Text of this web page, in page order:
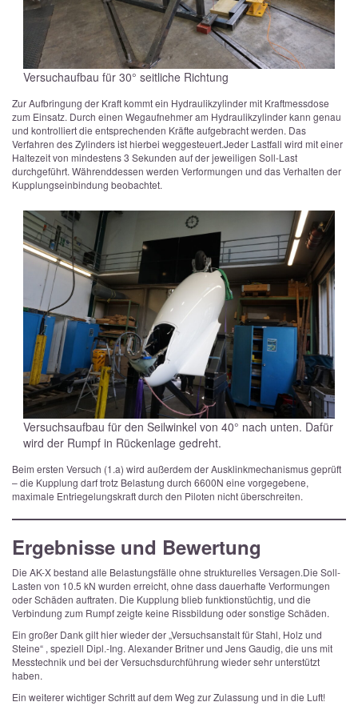
Versuchaufbau für 30° seitliche Richtung
Zur Aufbringung der Kraft kommt ein Hydraulikzylinder mit Kraftmessdose
zum Einsatz. Durch einen Wegaufnehmer am Hydraulikzylinder kann genau
und kontrolliert die entsprechenden Kräfte aufgebracht werden. Das
Verfahren des Zylinders ist hierbei weggesteuert.Jeder Lastfall wird mit einer
Haltezeit von mindestens 3 Sekunden auf der jeweiligen Soll-Last
durchgeführt. Währenddessen werden Verformungen und das Verhalten der
Kupplungseinbindung beobachtet.
Versuchsaufbau für den Seilwinkel von 40° nach unten. Dafür
wird der Rumpf in Rückenlage gedreht.
Beim ersten Versuch (1.a) wird außerdem der Ausklinkmechanismus geprüft
– die Kupplung darf trotz Belastung durch 6600N eine vorgegebene,
maximale Entriegelungskraft durch den Piloten nicht überschreiten.
Ergebnisse und Bewertung
Die AK-X bestand alle Belastungsfälle ohne strukturelles Versagen.Die Soll-
Lasten von 10.5 kN wurden erreicht, ohne dass dauerhafte Verformungen
oder Schäden auftraten. Die Kupplung blieb funktionstüchtig, und die
Verbindung zum Rumpf zeigte keine Rissbildung oder sonstige Schäden.
Ein großer Dank gilt hier wieder der „Versuchsanstalt für Stahl, Holz und
Steine“ , speziell Dipl.-Ing. Alexander Britner und Jens Gaudig, die uns mit
Messtechnik und bei der Versuchsdurchführung wieder sehr unterstützt
haben.
Ein weiterer wichtiger Schritt auf dem Weg zur Zulassung und in die Luft!